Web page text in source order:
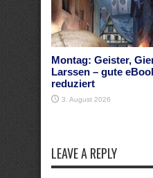
Montag: Geister,
Larssen – gute
reduziert
3. August 2026
LEAVE A REPLY